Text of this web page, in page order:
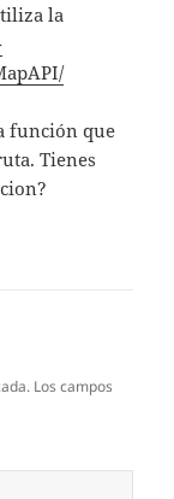
la
función que
Tienes
Los campos